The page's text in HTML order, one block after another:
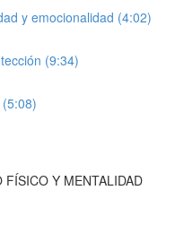
y emocionalidad (4:02)
(9:34)
Y MENTALIDAD